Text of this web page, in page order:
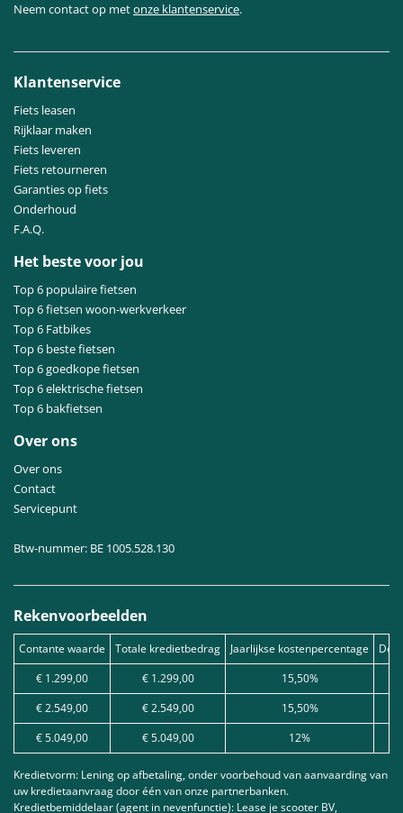
Neem contact op metonze klantenservice.
Klantenservice
Fiets leasen
Rijklaar maken
Fiets leveren
Fiets retourneren
Garanties op fiets
Onderhoud
F.A.Q.
Het beste voor jou
Top 6 populaire fietsen
Top 6 fietsen woon-werkverkeer
Top 6 Fatbikes
Top 6 beste fietsen
Top 6 goedkope fietsen
Top 6 elektrische fietsen
Top 6 bakfietsen
Over ons
Over ons
Contact
Servicepunt
Btw-nummer: BE 1005.528.130
Rekenvoorbeelden
Contante waarde Totale kredietbedrag Jaarlijkse kostenpercentage
€ 1.299,00
€ 1.299,00
15,50%
€ 2.549,00
€ 2.549,00
15,50%
€ 5.049,00
€ 5.049,00 12%
Kredietvorm: Lening op afbetaling, onder voorbehoud van aanvaarding van
uw kredietaanvraag door één van onze partnerbanken.
Kredietbemiddelaar (agent in nevenfunctie): Lease je scooter BV,